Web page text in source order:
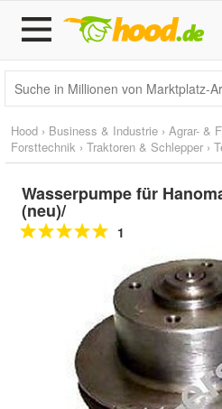
Hood › Business & Industrie › Agrar- &
Forsttechnik › Traktoren & Schlepper ›
Wasserpumpe für
(neu)/
1